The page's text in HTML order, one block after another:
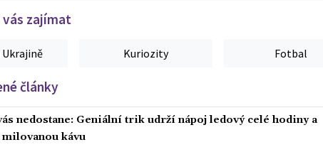
vás zajímat
Ukrajině Kuriozity Fotbal
články
nedostane: Geniální trik udrží nápoj ledový celé hodiny a
kávu